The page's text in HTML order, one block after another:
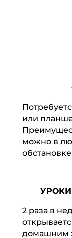
или
можно в
обстановке.
2 раза в
домашним